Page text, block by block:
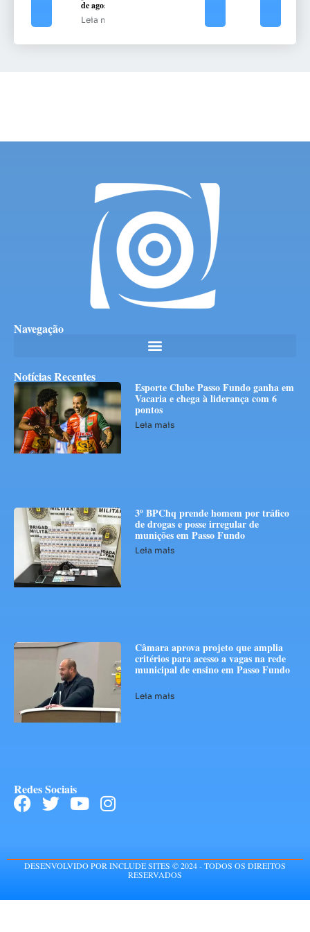
de agosto
Leia mais
Navegação
Notícias Recentes
Esporte Clube Passo Fundo ganha em
Vacaria e chega à liderança com 6
pontos
Leia mais
3º BPChq prende homem por tráfico
de drogas e posse irregular de
munições em Passo Fundo
Leia mais
Câmara aprova projeto que amplia
critérios para acesso a vagas na rede
municipal de ensino em Passo Fundo
Leia mais
Redes Sociais
DESENVOLVIDO POR INCLUDE SITES © 2024 - TODOS OS DIREITOS
RESERVADOS